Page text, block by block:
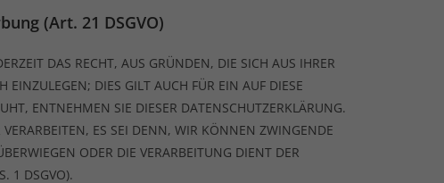
(Art. 21 DSGVO)
DAS RECHT, AUS GRÜNDEN, DIE SICH AUS IHRER
EINZULEGEN; DIES GILT AUCH FÜR EIN AUF DIESE
ENTNEHMEN SIE DIESER DATENSCHUTZERKLÄRUNG.
ES SEI DENN, WIR KÖNNEN ZWINGENDE
ODER DIE VERARBEITUNG DIENT DER
1 DSGVO).